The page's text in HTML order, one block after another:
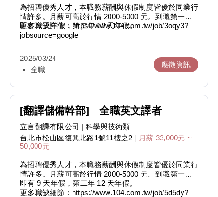
譯官網內的翻譯導師制度的好處
https://goo.gl/2rvBXr），針對實習生的語言、翻譯、
判斷、查證及寫作能力進行個案教學，實習內容以中英
互譯為主，但在翻譯之餘，實習生更有機會接觸公司其
他事務，一窺翻譯產業的生態。
言翻譯官網內的立言故事 https://goo.gl/zLrRQ0），本
公司也將為實習期間表現優異的學生提供推薦函，或另
為招聘優秀人才，本職務薪酬與休假制度皆優於同業行
情許多。月薪可高於行情 2000-5000 元。到職第一年
即有 9 天年假，第二年 12 天年假。
階段所準備，以便培養出適合協助公司發展的管理人
才。此三階段如下：
經營模式與客戶、其他公司相關事務。
2. 翻譯專案管理：經由上述「網路行銷」階段後，接
著再透過Email或電話而被動接案（非主動開發，有許
多客戶會主動詢問），藉此再深入了解本公司專案與客
3. 客戶開發：具備上述兩階段的知識與經驗之後，會
先透過Email等網路管道而主動開發所選定的重要客戶
或特定行業的客戶，待前述各項職務內容皆更嫻熟之
更多職缺詳情：https://www.104.com.tw/job/3oqy3?
jobsource=google
2025/03/24
全職
應徵資訊
[翻譯儲備幹部] 全職英文譯者
立言翻譯有限公司 | 科學與技術類
台北市松山區復興北路1號11樓之2
月薪 33,000元 ~
50,000元
為招聘優秀人才，本職務薪酬與休假制度皆優於同業行
情許多。月薪可高於行情 2000-5000 元。到職第一年
即有 9 天年假，第二年 12 天年假。
更多職缺細節：https://www.104.com.tw/job/5d5dy?